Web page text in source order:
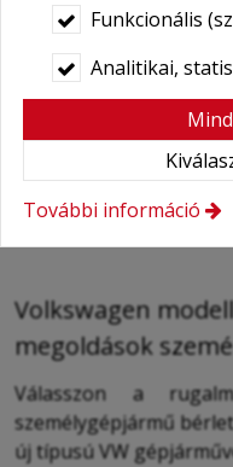
Volkswagen
megoldások
Válasszon a
személygépjármű
új típusú VW
Funkcionális
Analitikai,
További információ